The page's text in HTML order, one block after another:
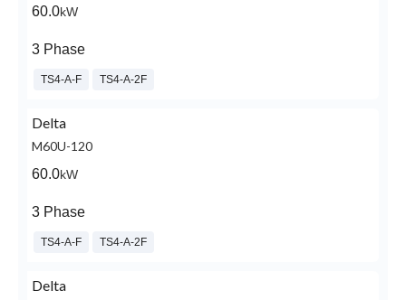
60.0kW
3 Phase
TS4-A-F TS4-A-2F
Delta
M60U-120
60.0kW
3 Phase
TS4-A-F TS4-A-2F
Delta